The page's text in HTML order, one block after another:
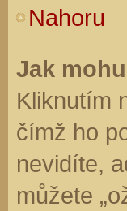
Nahoru
Jak
Kliknutím
čímž ho
nevidíte,
můžete